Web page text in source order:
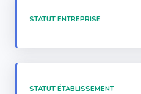
STATUT ENTREPRISE
STATUT ÉTABLISSEMENT